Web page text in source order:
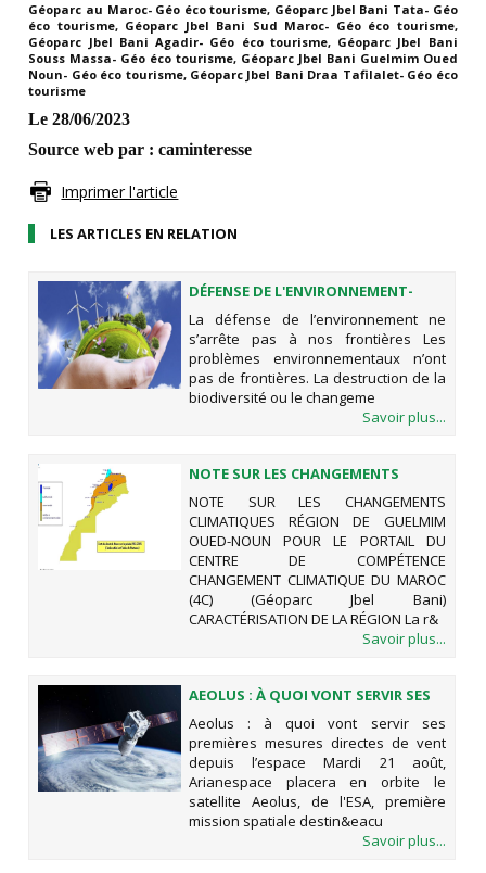
Géoparc au Maroc- Géo éco tourisme, Géoparc Jbel Bani Tata- Géo
éco tourisme, Géoparc Jbel Bani Sud Maroc- Géo éco tourisme,
Géoparc Jbel Bani Agadir- Géo éco tourisme, Géoparc Jbel Bani
Souss Massa- Géo éco tourisme, Géoparc Jbel Bani Guelmim Oued
Noun- Géo éco tourisme, Géoparc Jbel Bani Draa Tafilalet- Géo éco
tourisme
Le 28/06/2023
Source web par : caminteresse
Imprimer l'article
LES ARTICLES EN RELATION
DÉFENSE DE L'ENVIRONNEMENT-
PARTENAIRES - DURABILITÉ
La défense de l’environnement ne
s’arrête pas à nos frontières Les
problèmes environnementaux n’ont
pas de frontières. La destruction de la
biodiversité ou le changeme
Savoir plus...
NOTE SUR LES CHANGEMENTS
CLIMATIQUES RÉGION DE GUELMIM
OUED-NOUN POUR LE PORTAIL DU
CENTRE DE COMPÉTENCE
CHANGEMENT CLIMATIQUE DU
MAROC (4C) (GÉOPARC JBEL BANI)
NOTE SUR LES CHANGEMENTS
CLIMATIQUES RÉGION DE GUELMIM
OUED-NOUN POUR LE PORTAIL DU
CENTRE DE COMPÉTENCE
CHANGEMENT CLIMATIQUE DU MAROC
(4C) (Géoparc Jbel Bani)
CARACTÉRISATION DE LA RÉGION La r&
Savoir plus...
AEOLUS : À QUOI VONT SERVIR SES
PREMIÈRES MESURES DIRECTES DE
VENT DEPUIS L’ESPACE
Aeolus : à quoi vont servir ses
premières mesures directes de vent
depuis l’espace Mardi 21 août,
Arianespace placera en orbite le
satellite Aeolus, de l'ESA, première
mission spatiale destin&eacu
Savoir plus...